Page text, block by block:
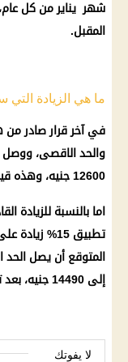
شهر يناير من كل
المقبل.
ما هي الزيادة
في آخر قرار صادر من
12600 جنيه، وهذه قيمة الاشتراك التأميني الحالي.
اما بالنسبة للزيادة
تطبيق 15%
المتوقع أن يصل الحد
إلى 14490 جنيه، بعد تطبيق
لا يفوتك